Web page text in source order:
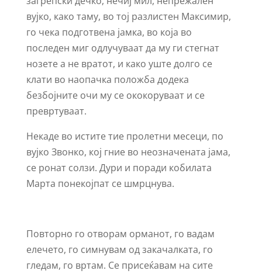
вујко, како таму, во тој разлистен Максимир,
го чека подготвена јамка, во која во
последен миг одлучуваат да му ги стегнат
нозете а не вратот, и како уште долго се
клати во наопачка положба додека
безбојните очи му се ококоруваат и се
превртуваат.
Некаде во истите тие пролетни месеци, по
вујко Звонко, кој гние во неозначената јама,
се ронат солзи. Дури и поради кобилата
Марта понекојпат се шмрцнува.
Повторно го отворам орманот, го вадам
елечето, го симнувам од закачалката, го
гледам, го вртам. Се присеќавам на сите